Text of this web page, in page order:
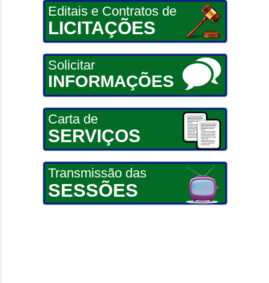
Editais e Contratos de
LICITAÇÕES
Solicitar
INFORMAÇÕES
Carta de
SERVIÇOS
Transmissão das
SESSÕES